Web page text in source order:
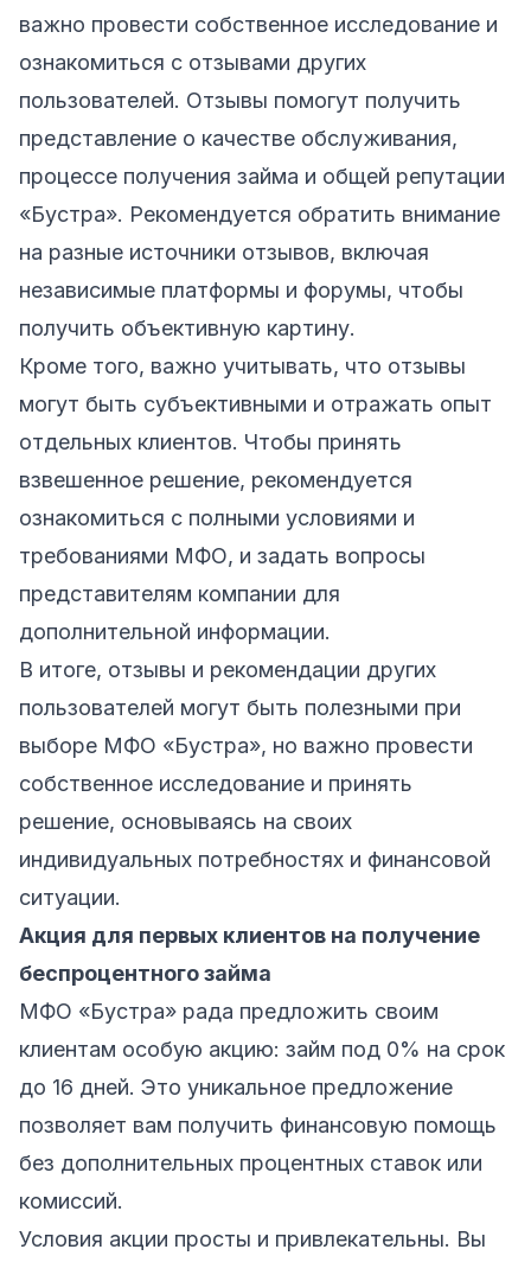
важно провести собственное исследование и
ознакомиться с отзывами других
пользователей. Отзывы помогут получить
представление о качестве обслуживания,
процессе получения займа и общей репутации
«Бустра». Рекомендуется обратить внимание
на разные источники отзывов, включая
независимые платформы и форумы, чтобы
получить объективную картину.
Кроме того, важно учитывать, что отзывы
могут быть субъективными и отражать опыт
отдельных клиентов. Чтобы принять
взвешенное решение, рекомендуется
ознакомиться с полными условиями и
требованиями МФО, и задать вопросы
представителям компании для
дополнительной информации.
В итоге, отзывы и рекомендации других
пользователей могут быть полезными при
выборе МФО «Бустра», но важно провести
собственное исследование и принять
решение, основываясь на своих
индивидуальных потребностях и финансовой
ситуации.
Акция для первых клиентов на получение
беспроцентного займа
МФО «Бустра» рада предложить своим
клиентам особую акцию: займ под 0% на срок
до 16 дней. Это уникальное предложение
позволяет вам получить финансовую помощь
без дополнительных процентных ставок или
комиссий.
Условия акции просты и привлекательны. Вы